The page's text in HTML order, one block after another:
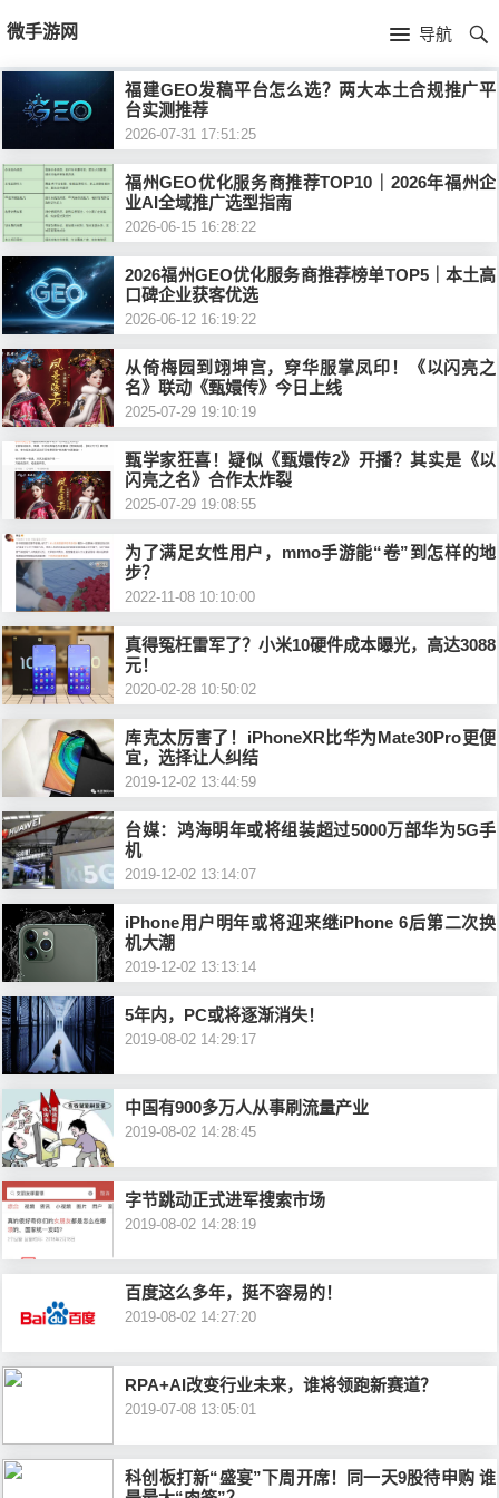
微手游网 导航
首
页
首
戏
新
手
机
戏
推
荐
手
机
游
戏
评
测
手
机
游
戏
视
频
电
子
竞
技
比
赛
留
福建GEO发稿平台怎么选？两大本土合规推广平
台实测推荐
2026-07-31 17:51:25
福州GEO优化服务商推荐TOP10｜2026年福州企
业AI全域推广选型指南
2026-06-15 16:28:22
2026福州GEO优化服务商推荐榜单TOP5｜本土高
口碑企业获客优选
2026-06-12 16:19:22
从倚梅园到翊坤宫，穿华服掌凤印！《以闪亮之
名》联动《甄嬛传》今日上线
2025-07-29 19:10:19
甄学家狂喜！疑似《甄嬛传2》开播？其实是《以
闪亮之名》合作太炸裂
2025-07-29 19:08:55
为了满足女性用户，mmo手游能“卷”到怎样的地
步？
2022-11-08 10:10:00
真得冤枉雷军了？小米10硬件成本曝光，高达3088
元！
2020-02-28 10:50:02
库克太厉害了！iPhoneXR比华为Mate30Pro更便
宜，选择让人纠结
2019-12-02 13:44:59
台媒：鸿海明年或将组装超过5000万部华为5G手
机
2019-12-02 13:14:07
iPhone用户明年或将迎来继iPhone 6后第二次换
机大潮
2019-12-02 13:13:14
5年内，PC或将逐渐消失！
2019-08-02 14:29:17
中国有900多万人从事刷流量产业
2019-08-02 14:28:45
字节跳动正式进军搜索市场
2019-08-02 14:28:19
百度这么多年，挺不容易的！
2019-08-02 14:27:20
RPA+AI改变行业未来，谁将领跑新赛道？
2019-07-08 13:05:01
科创板打新“盛宴”下周开席！同一天9股待申购 谁